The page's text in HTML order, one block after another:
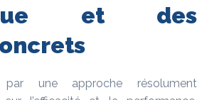
et des
par une approche résolument